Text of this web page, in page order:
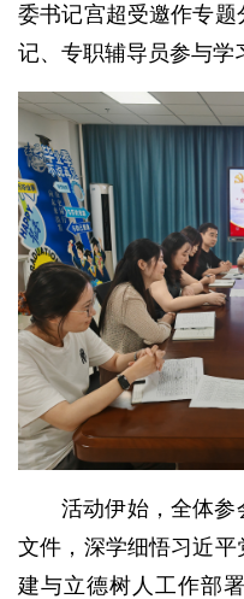
委书记宫超受邀作专
记、专职辅导员参与学
活动伊始，全体
文件，深学细悟习近
建与立德树人工作部